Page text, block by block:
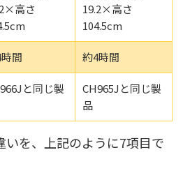
高さ
19.2×高さ
104.5cm
間 約4時間
と同じ製
CH965Jと同じ製
品
いを、上記のように7項目で